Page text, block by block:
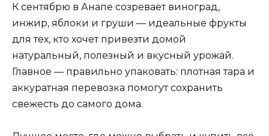
К сентябрю в Анапе созревает виноград,
инжир, яблоки и груши — идеальные фрукты
для тех, кто хочет привезти домой
натуральный, полезный и вкусный урожай.
Главное — правильно упаковать: плотная тара и
аккуратная перевозка помогут сохранить
свежесть до самого дома.